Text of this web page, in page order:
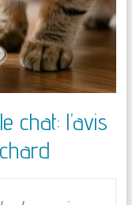
chat: l’avis